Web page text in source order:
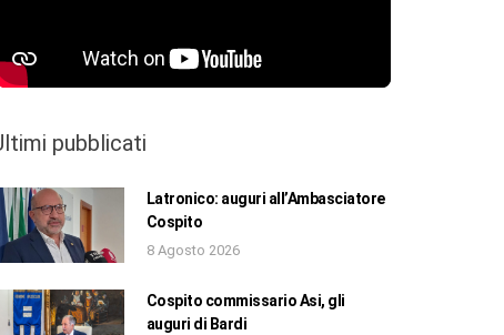
pubblicati
Latronico: auguri all’Ambasciatore
Cospito
8 Agosto 2026
Cospito commissario Asi, gli
auguri di Bardi